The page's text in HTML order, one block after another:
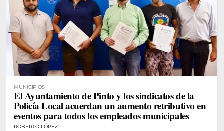
MUNICIPIOS
El Ayuntamiento de Pinto y los sindicatos de la
Policía Local acuerdan un aumento retributivo en
eventos para todos los empleados municipales
ROBERTO LÓPEZ